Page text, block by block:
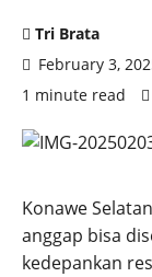
Tri Brata
February 3,
1 minute read
Konawe
anggap bisa
kedepankan